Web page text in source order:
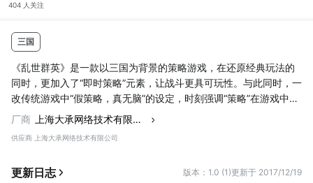
404 人 关注
三国
《乱世群英》是一款以三国为背景的策略游戏，在还原经典玩法的
同时，更加入了“即时策略”元素，让战斗更具可玩性。与此同时，一
改传统游戏中“假策略，真无脑”的设定，时刻强调“策略”在游戏中方
方面面的体现，为喜爱该类型游戏的玩家创造了更多可供自由发挥
厂商 上海大承网络技术有限公司
供应商 上海大承网络技术有限公司
更新日志 版本：1.0 (1)更新于 2017/12/19